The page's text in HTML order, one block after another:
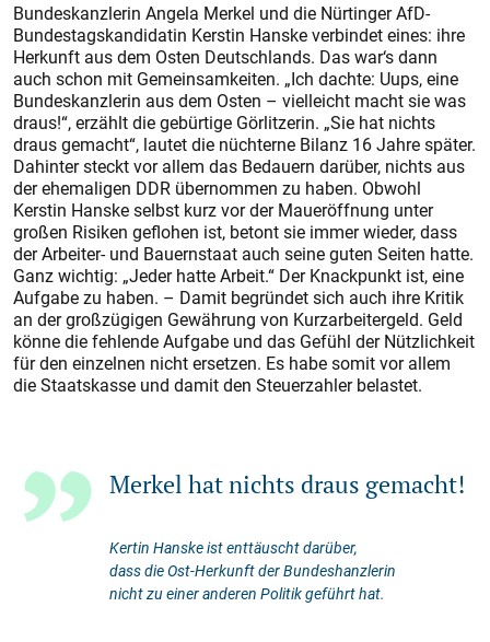
Bundeskanzlerin Angela Merkel und die Nürtinger AfD-
Bundestagskandidatin Kerstin Hanske verbindet eines: ihre
Herkunft aus dem Osten Deutschlands. Das war‘s dann
auch schon mit Gemeinsamkeiten. „Ich dachte: Uups, eine
Bundeskanzlerin aus dem Osten – vielleicht macht sie was
draus!“, erzählt die gebürtige Görlitzerin. „Sie hat nichts
draus gemacht“, lautet die nüchterne Bilanz 16 Jahre später.
Dahinter steckt vor allem das Bedauern darüber, nichts aus
der ehemaligen DDR übernommen zu haben. Obwohl
Kerstin Hanske selbst kurz vor der Maueröffnung unter
großen Risiken geflohen ist, betont sie immer wieder, dass
der Arbeiter- und Bauernstaat auch seine guten Seiten hatte.
Ganz wichtig: „Jeder hatte Arbeit.“ Der Knackpunkt ist, eine
Aufgabe zu haben. – Damit begründet sich auch ihre Kritik
an der großzügigen Gewährung von Kurzarbeitergeld. Geld
könne die fehlende Aufgabe und das Gefühl der Nützlichkeit
für den einzelnen nicht ersetzen. Es habe somit vor allem
die Staatskasse und damit den Steuerzahler belastet.
Merkel hat nichts draus gemacht!
Kertin Hanske ist enttäuscht darüber,
dass die Ost-Herkunft der Bundeshanzlerin
nicht zu einer anderen Politik geführt hat.